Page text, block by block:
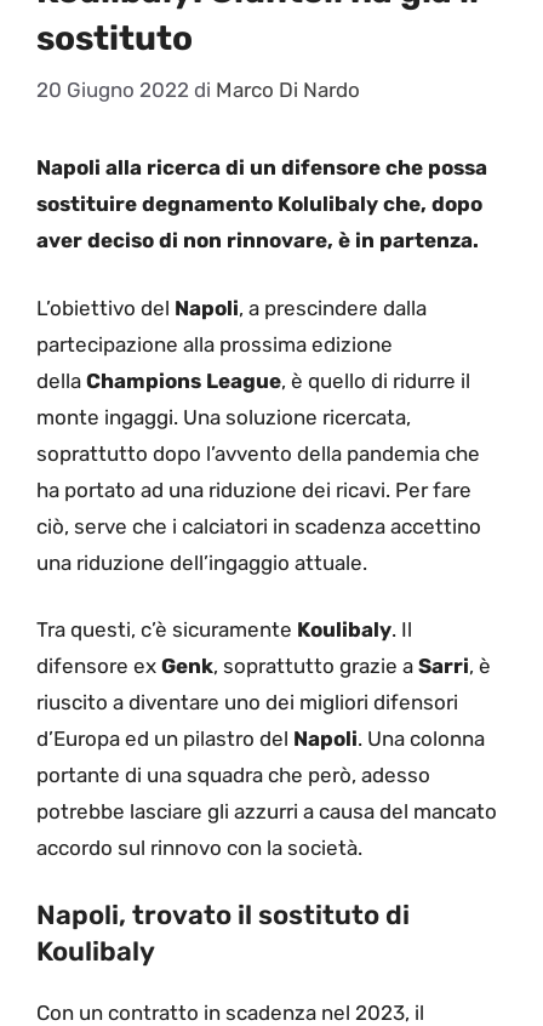
sostituto
20 Giugno 2022 di Marco Di Nardo
Napoli alla ricerca di un difensore che possa
sostituire degnamento Kolulibaly che, dopo
aver deciso di non rinnovare, è in partenza.
L’obiettivo del Napoli, a prescindere dalla
partecipazione alla prossima edizione
della Champions League, è quello di ridurre il
monte ingaggi. Una soluzione ricercata,
soprattutto dopo l’avvento della pandemia che
ha portato ad una riduzione dei ricavi. Per fare
ciò, serve che i calciatori in scadenza accettino
una riduzione dell’ingaggio attuale.
Tra questi, c’è sicuramente Koulibaly. Il
difensore ex Genk, soprattutto grazie a Sarri, è
riuscito a diventare uno dei migliori difensori
d’Europa ed un pilastro del Napoli. Una colonna
portante di una squadra che però, adesso
potrebbe lasciare gli azzurri a causa del mancato
accordo sul rinnovo con la società.
Napoli, trovato il sostituto di
Koulibaly
Con un contratto in scadenza nel 2023, il